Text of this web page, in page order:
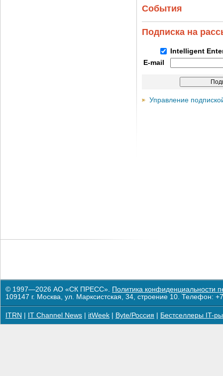
События
Подписка на
Intelligent
E-mail
Управление
© 1997—2026 АО «СК ПРЕСС». Политика конфиденциальности
109147 г. Москва, ул. Марксистская, 34, строение 10. Телефон:
ITRN IT Channel News itWeek Byte/Россия Бестселлеры IT-